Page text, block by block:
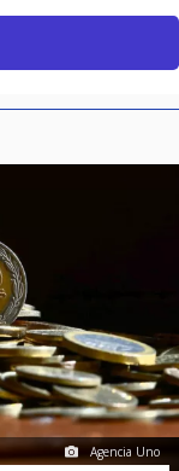
Agencia Uno